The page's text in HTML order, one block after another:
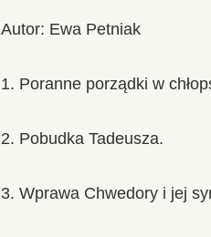
Autor: Ewa Petniak
1. Poranne porządki w
2. Pobudka Tadeusza.
3. Wprawa Chwedory i jej